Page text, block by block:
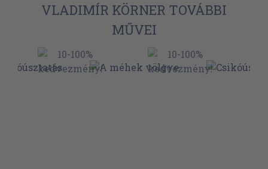
VLADIMÍR KÖRNER TOVÁBBI
MŰVEI